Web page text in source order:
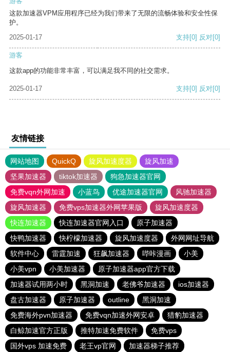
这款加速器VPM应用程序已经为我们带来了无限的流畅体验和安全性保
护。
2025-01-17
支持[0] 反对[0]
游客
这款app的功能非常丰富，可以满足我不同的社交需求。
2025-01-17 支持[0] 反对[0]
友情链接
网站地图 QuickQ 旋风加速度器
旋风加速
坚果加速器
tiktok加速器
狗急加速器官网
免费vqn外网加速
小蓝鸟 优途加速器官网
风驰加速器
旋风加速器
免费vps加速器外网苹果版
旋风加速度器
快连加速器
快连加速器官网入口
原子加速器
快鸭加速器
快柠檬加速器 旋风加速度器
外网网址导航
软件中心
雷霆加速 狂飙加速器 哔咔漫画
小美
小美vpn
小美加速器
原子加速器app官方下载
加速器试用两小时
黑洞加速 老佛爷加速器
ios加速器
盘古加速器
原子加速器 outline
黑洞加速
免费海外pvn加速器
免费vqn加速外网安卓
猎豹加速器
白鲸加速官方正版
推特加速免费软件
免费vps
国外vps 加速免费
老王vp官网 加速器梯子推荐